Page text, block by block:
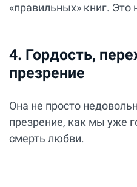
«правильных» книг. Это
4. Гордость,
презрение
Она не просто
презрение, как мы уже
смерть любви.